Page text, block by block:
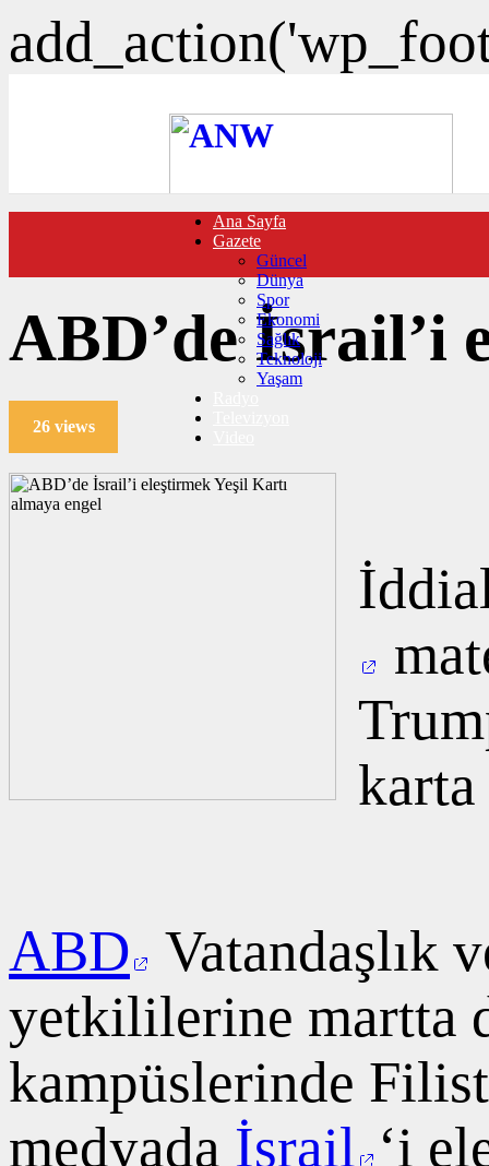
FOTO GALERİ
VIDEO GALERİ
TRAFİK DURUMU
NÖBETÇİ ECZANELER
CANLI SONUÇLAR
HABER GÖNDER
BURÇLAR
İLETİŞİM
Ana Sayfa
Gazete
Güncel
Dünya
Spor
Ekonomi
Sağlık
Teknoloji
Yaşam
ABD’de İsrail’i
26 views
ABD Vatandaşlık
yetkililerine martta
kampüslerinde
medyada İsrail ‘i